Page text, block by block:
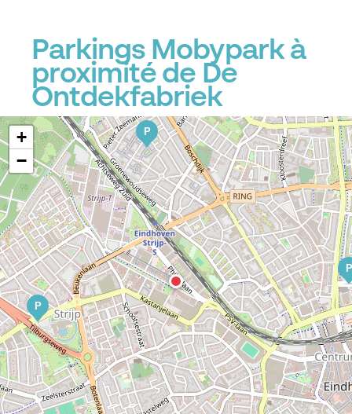
Parkings Mobypark à
proximité de De
Ontdekfabriek
P
P
P
+
−